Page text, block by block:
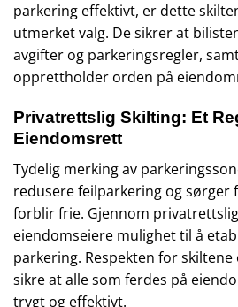
parkering effektivt, er dette
utmerket valg. De sikrer at
avgifter og parkeringsregler,
opprettholder orden på
Privatrettslig Skilting: Et
Eiendomsrett
Tydelig merking av
redusere feilparkering og sørger
forblir frie. Gjennom
eiendomseiere mulighet til å
parkering. Respekten for
sikre at alle som ferdes på
trygt og effektivt.